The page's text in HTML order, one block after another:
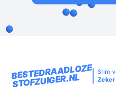
BESTEDRAADLOZE
STOFZUIGER.NL
Slim